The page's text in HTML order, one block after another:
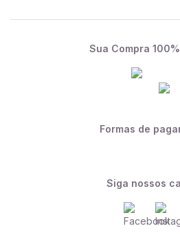
Sua Compra
Formas de
Siga nossos